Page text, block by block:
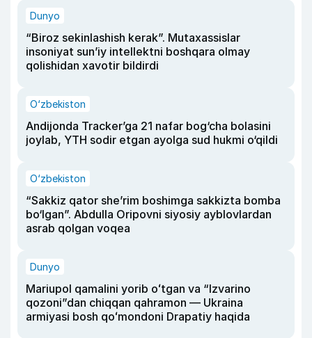
Dunyo
“Biroz sekinlashish kerak”. Mutaxassislar
insoniyat sun’iy intellektni boshqara olmay
qolishidan xavotir bildirdi
O‘zbekiston
Andijonda Tracker’ga 21 nafar bog‘cha bolasini
joylab, YTH sodir etgan ayolga sud hukmi o‘qildi
O‘zbekiston
“Sakkiz qator she’rim boshimga sakkizta bomba
bo‘lgan”. Abdulla Oripovni siyosiy ayblovlardan
asrab qolgan voqea
Dunyo
Mariupol qamalini yorib oʻtgan va “Izvarino
qozoni”dan chiqqan qahramon — Ukraina
armiyasi bosh qoʻmondoni Drapatiy haqida